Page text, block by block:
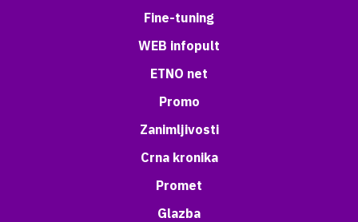
Fine-tuning
WEB infopult
ETNO net
Promo
Zanimljivosti
Crna kronika
Promet
Glazba